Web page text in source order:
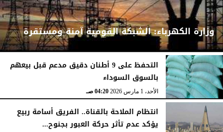
وزارة الكهرباء: الشبكة القومية آمنة ومستقرة
الأحد، 1 مارس 2026 04:24 صـ
التحفظ على 9 أطنان دقيق مدعم قبل بيعهم
بالسوق السوداء
الأحد، 1 مارس 2026 04:20 صـ
انتظام الملاحة بالقناة.. الفريق أسامة ربيع
يؤكد عدم تأثر حركة العبور بجنوح...